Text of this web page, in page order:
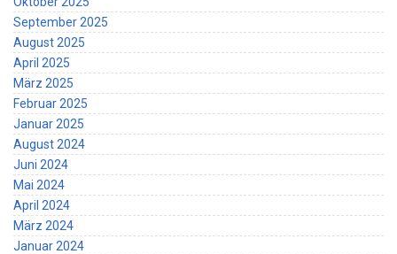
September 2025
August 2025
April 2025
März 2025
Februar 2025
Januar 2025
August 2024
Juni 2024
Mai 2024
April 2024
März 2024
Januar 2024